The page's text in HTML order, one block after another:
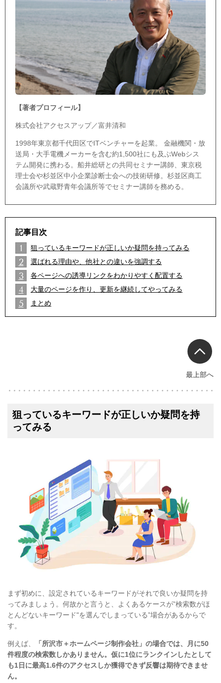
【著者プロフィール】
株式会社アクセスアップ／富井清和
1998年東京都千代田区でITベンチャーを起業。 金融機関・放
送局・大手電機メーカーを含む約1,500社にも及ぶWebシス
テム開発に携わる。船井総研との共同セミナー講師、東京税
理士会や杉並区中小企業診断士会への技術研修。杉並区商工
会議所や武蔵野青年会議所等でセミナー講師を務める。
記事目次
1 狙っているキーワードが正しいか疑問を持ってみる
2
2
選ばれる理由や、他社との違いを強調する
3
2
各ページへの誘導リンクをわかりやすく配置する
4
2
大量のページを作り、更新を継続してやってみる
5
2
まとめ
最上部へ
狙っているキーワードが正しいか疑問を持
ってみる
まず初めに、設定されているキーワードがそれで良いか疑問を持
ってみましょう。何故かと言うと、よくあるケースが”検索数がほ
とんどないキーワード"を選んでしまっている”場合があるからで
す。
例えば、
「所沢市＋ホームページ制作会社」の場合では、月に50
件程度の検索数しかありません。仮に1位にランクインしたとして
も1日に最高1.6件のアクセスしか獲得できず反響は期待できませ
ん。